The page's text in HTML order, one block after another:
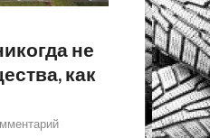
не
как